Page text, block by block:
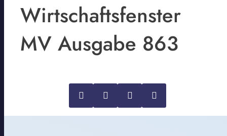
Wirtschaftsfenster
MV Ausgabe 863